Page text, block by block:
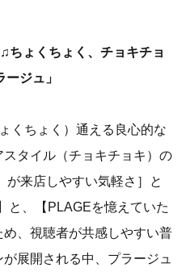
ちょくちょく、チョキチョ
ージュ」
くちょく）通える良心的な
タイル（チョキチョキ）の
が来店しやすい気軽さ］と
と、【PLAGEを憶えていた
、視聴者が共感しやすい普
展開される中、プラージュ